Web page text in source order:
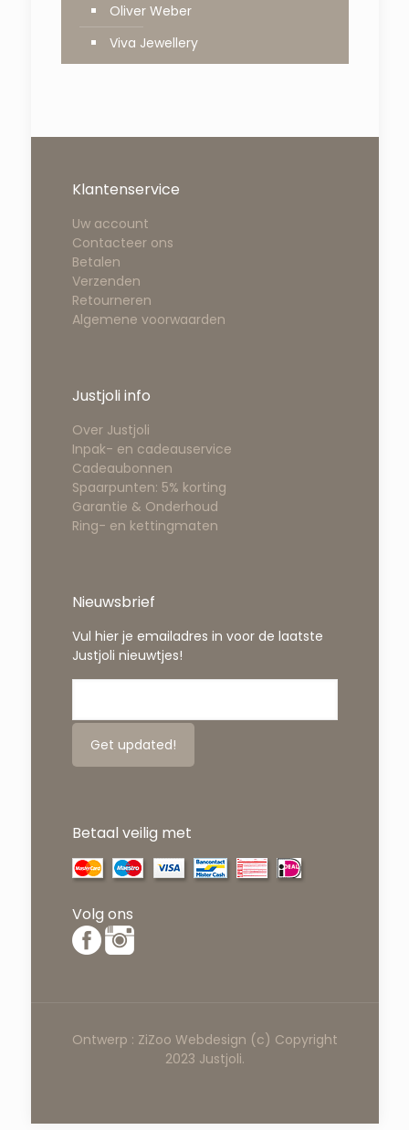
Oliver Weber
Viva Jewellery
Klantenservice
Uw account
Contacteer ons
Betalen
Verzenden
Retourneren
Algemene voorwaarden
Justjoli info
Over Justjoli
Inpak- en cadeauservice
Cadeaubonnen
Spaarpunten: 5% korting
Garantie & Onderhoud
Ring- en kettingmaten
Nieuwsbrief
Vul hier je emailadres in voor de laatste
Justjoli nieuwtjes!
Betaal veilig met
Volg ons
Ontwerp : ZiZoo Webdesign (c) Copyright
2023 Justjoli.